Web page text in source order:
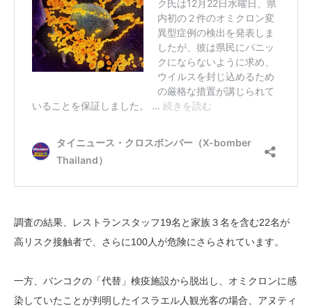
調査の結果、レストランスタッフ19名と家族３名を含む22名が
高リスク接触者で、さらに100人が危険にさらされています。
一方、バンコクの「代替」検疫施設から脱出し、オミクロンに感
染していたことが判明したイスラエル人観光客の場合、アヌティ